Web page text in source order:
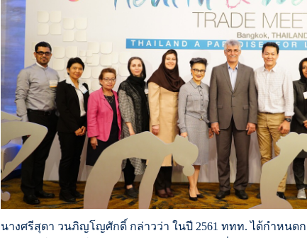
นางศรีสุดา วนภิญโญศักดิ์ กล่าวว่า ในปี 2561 ททท. ได้กำหนด